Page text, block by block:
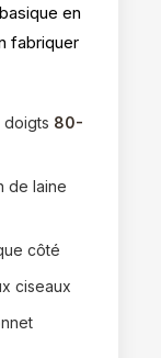
en
fabriquer
doigts 80-
de laine
côté
ciseaux